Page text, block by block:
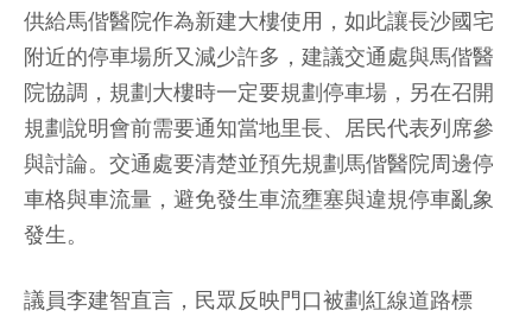
供給馬偕醫院作為新建大樓使用，如此讓長沙國宅
附近的停車場所又減少許多，建議交通處與馬偕醫
院協調，規劃大樓時一定要規劃停車場，另在召開
規劃說明會前需要通知當地里長、居民代表列席參
與討論。交通處要清楚並預先規劃馬偕醫院周邊停
車格與車流量，避免發生車流壅塞與違規停車亂象
發生。
議員李建智直言，民眾反映門口被劃紅線道路標